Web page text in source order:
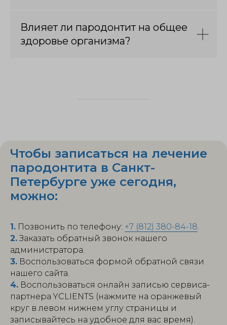
Влияет ли пародонтит на общее
здоровье организма?
Чтобы записаться на лечение
пародонтита в Санкт-
Петербурге уже сегодня,
можно:
1. Позвонить по телефону: +7 (812) 380-84-18.
2.Заказать обратный звонок нашего
администратора.
3. Воспользоваться формой обратной связи
нашего сайта.
4. Воспользоваться онлайн записью сервиса-
партнера YCLIENTS (нажмите на оранжевый
круг в левом нижнем углу страницы и
записывайтесь на удобное для вас время).